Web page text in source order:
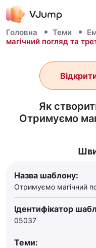
Головна Теми
магічний погляд та
Як
Отримуємо
Назва шаблону:
Отримуємо магічний
Ідентифікатор
05037
Теми: